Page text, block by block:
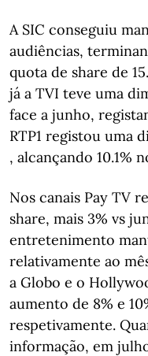
A SIC conseguiu
audiências,
quota de share de
já a TVI teve uma
face a junho,
RTP1 registou uma
, alcançando 10.1%
Nos canais Pay TV
share, mais 3% vs
entretenimento
relativamente ao
a Globo e o
aumento de 8% e
respetivamente.
informação, em